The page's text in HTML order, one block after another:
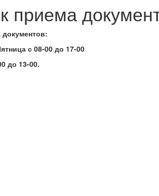
приема
с 08-00 до 17-00
до 13-00.